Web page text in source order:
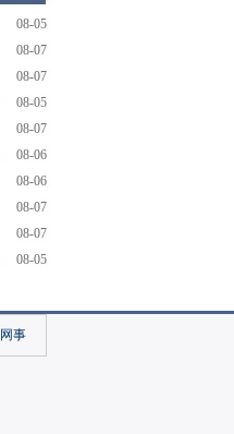
08-05
08-07
08-07
08-05
08-07
08-06
08-06
08-07
08-07
08-05
网事